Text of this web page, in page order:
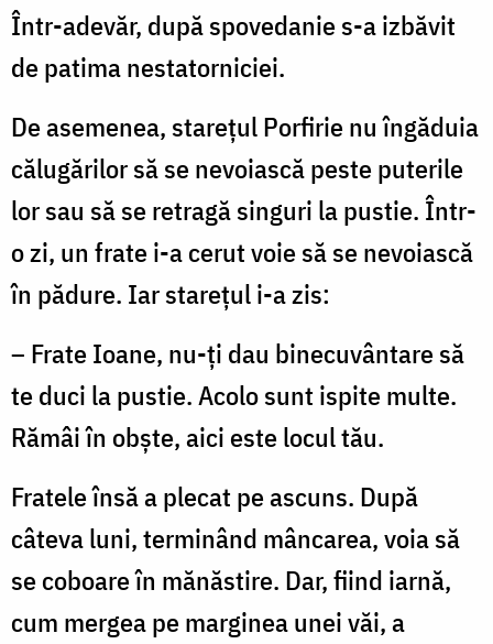
Într-adevăr, după spovedanie s-a izbăvit
de patima nestatorniciei.
De asemenea, stareţul Porfirie nu îngăduia
călugărilor să se nevoiască peste puterile
lor sau să se retragă singuri la pustie. Într-
o zi, un frate i-a cerut voie să se nevoiască
în pădure. Iar stareţul i-a zis:
– Frate Ioane, nu-ţi dau binecuvântare să
te duci la pustie. Acolo sunt ispite multe.
Rămâi în obşte, aici este locul tău.
Fratele însă a plecat pe ascuns. După
câteva luni, terminând mâncarea, voia să
se coboare în mănăstire. Dar, fiind iarnă,
cum mergea pe marginea unei văi, a